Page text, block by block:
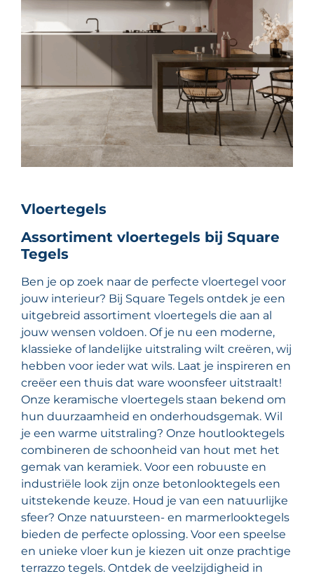
Vloertegels
Assortiment vloertegels bij Square
Tegels
Ben je op zoek naar de perfecte vloertegel voor
jouw interieur? Bij Square Tegels ontdek je een
uitgebreid assortiment vloertegels die aan al
jouw wensen voldoen. Of je nu een moderne,
klassieke of landelijke uitstraling wilt creëren, wij
hebben voor ieder wat wils. Laat je inspireren en
creëer een thuis dat ware woonsfeer uitstraalt!
Onze keramische vloertegels staan bekend om
hun duurzaamheid en onderhoudsgemak. Wil
je een warme uitstraling? Onze houtlooktegels
combineren de schoonheid van hout met het
gemak van keramiek. Voor een robuuste en
industriële look zijn onze betonlooktegels een
uitstekende keuze. Houd je van een natuurlijke
sfeer? Onze natuursteen- en marmerlooktegels
bieden de perfecte oplossing. Voor een speelse
en unieke vloer kun je kiezen uit onze prachtige
terrazzo tegels. Ontdek de veelzijdigheid in